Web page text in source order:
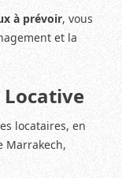
à prévoir, vous
et la
locataires, en
Marrakech,